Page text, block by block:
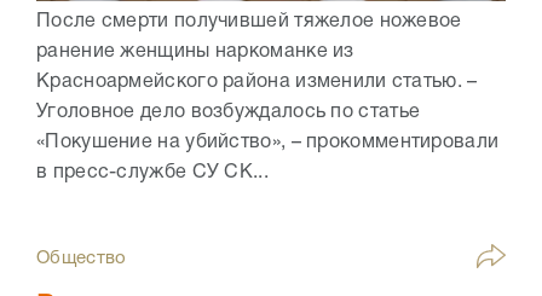
После смерти получившей тяжелое ножевое
ранение женщины наркоманке из
Красноармейского района изменили статью. –
Уголовное дело возбуждалось по статье
«Покушение на убийство», – прокомментировали
в пресс-службе СУ СК...
Общество